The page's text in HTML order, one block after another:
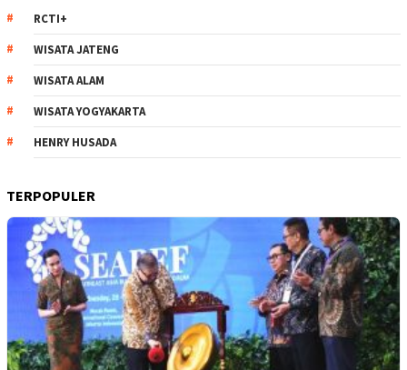
RCTI+
WISATA JATENG
WISATA ALAM
WISATA YOGYAKARTA
HENRY HUSADA
TERPOPULER